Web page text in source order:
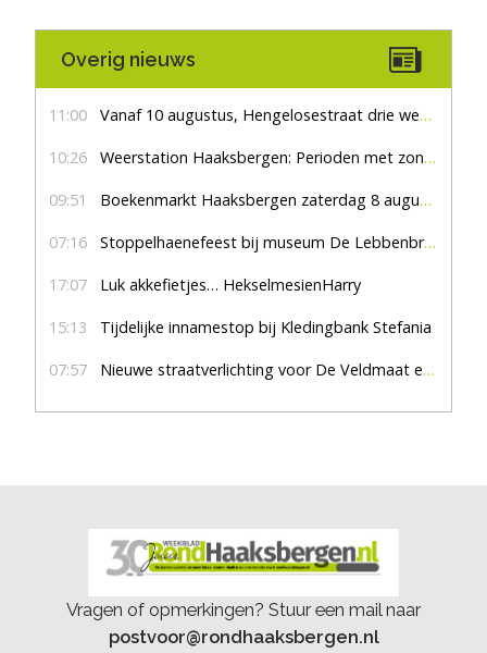
Overig nieuws
11:00 Vanaf 10 augustus, Hengelosestraat drie weken dicht voor doorgaand verkeer
10:26 Weerstation Haaksbergen: Perioden met zon en droog
09:51 Boekenmarkt Haaksbergen zaterdag 8 augustus, marktplein Haaksbergen
07:16 Stoppelhaenefeest bij museum De Lebbenbrugge
17:07 Luk akkefietjes… HekselmesienHarry
15:13 Tijdelijke innamestop bij Kledingbank Stefania
07:57 Nieuwe straatverlichting voor De Veldmaat en De Pas
Vragen of opmerkingen? Stuur een mail naar
postvoor@rondhaaksbergen.nl